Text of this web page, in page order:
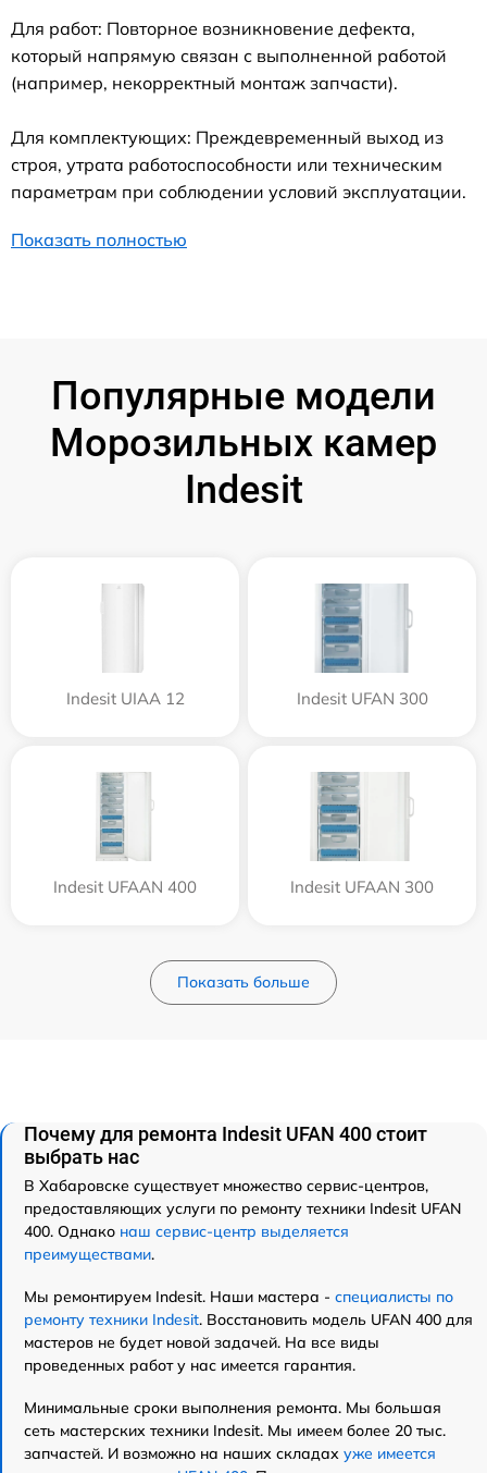
Для работ: Повторное возникновение дефекта,
который напрямую связан с выполненной работой
(например, некорректный монтаж запчасти).
Для комплектующих: Преждевременный выход из
строя, утрата работоспособности или техническим
параметрам при соблюдении условий эксплуатации.
Показать полностью
Популярные модели
Морозильных камер
Indesit
Indesit UIAA 12 Indesit UFAN 300
Indesit UFAAN 400 Indesit UFAAN 300
Показать больше
Почему для ремонта Indesit UFAN 400 стоит
выбрать нас
В Хабаровске существует множество сервис-центров,
предоставляющих услуги по ремонту техники Indesit UFAN
400. Однако наш сервис-центр выделяется
преимуществами.
Мы ремонтируем Indesit. Наши мастера - специалисты по
ремонту техники Indesit. Восстановить модель UFAN 400 для
мастеров не будет новой задачей. На все виды
проведенных работ у нас имеется гарантия.
Минимальные сроки выполнения ремонта. Мы большая
сеть мастерских техники Indesit. Мы имеем более 20 тыс.
запчастей. И возможно на наших складах уже имеется